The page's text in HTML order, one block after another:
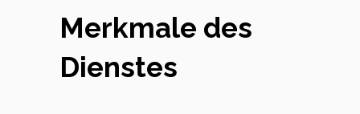
Merkmale des
Dienstes